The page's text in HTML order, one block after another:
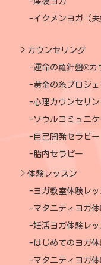
イクメンヨガ（夫
カウンセリング
運命の羅針盤®カ
黄金の糸プロジェ
心理カウンセリ
ソウルコミュニ
自己開発セラピー
胎内セラピー
体験レッスン
ヨガ教室体験レ
マタニティヨガ
妊活ヨガ体験レッ
はじめてのヨガ
マタニティヨガ